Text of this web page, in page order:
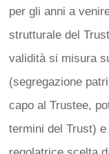
per gli anni a
strutturale del
validità si misura
(segregazione
capo al Trustee,
termini del Trust)